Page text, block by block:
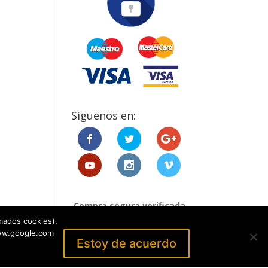
Siguenos en:
Compra segura verificada
cookies).
Estoy de acuerdo